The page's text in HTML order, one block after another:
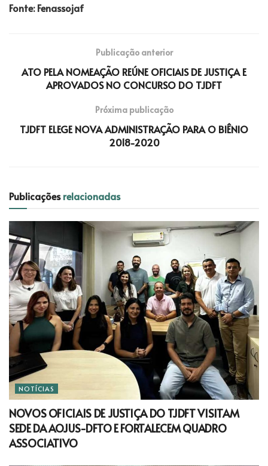
Fonte: Fenassojaf
Publicação anterior
ATO PELA NOMEAÇÃO REÚNE OFICIAIS DE JUSTIÇA E
APROVADOS NO CONCURSO DO TJDFT
Próxima publicação
TJDFT ELEGE NOVA ADMINISTRAÇÃO PARA O BIÊNIO
2018-2020
Publicaçõesrelacionadas
NOTÍCIAS
NOVOS OFICIAIS DE JUSTIÇA DO TJDFT VISITAM
SEDE DA AOJUS-DFTO E FORTALECEM QUADRO
ASSOCIATIVO